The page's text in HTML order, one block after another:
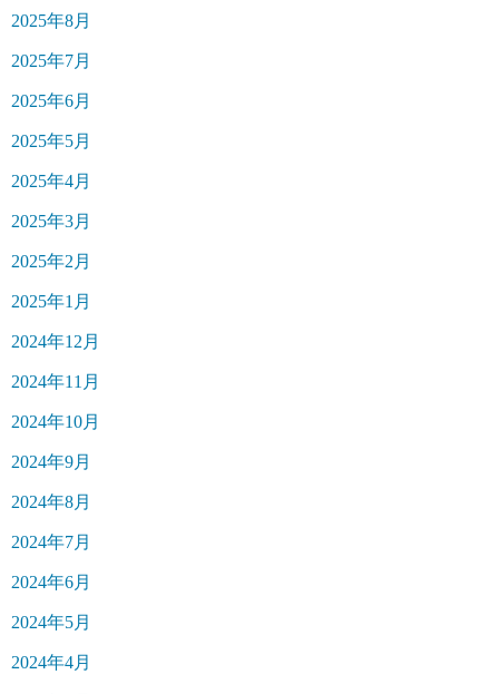
2025年8月
2025年7月
2025年6月
2025年5月
2025年4月
2025年3月
2025年2月
2025年1月
2024年12月
2024年11月
2024年10月
2024年9月
2024年8月
2024年7月
2024年6月
2024年5月
2024年4月